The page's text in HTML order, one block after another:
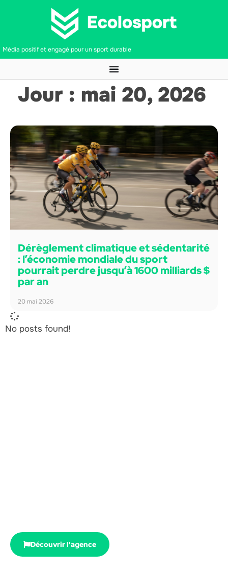
Média positif et engagé pour un sport durable
Jour : mai 20, 2026
Dérèglement climatique et sédentarité
: l’économie mondiale du sport
pourrait perdre jusqu’à 1600 milliards $
par an
20 mai 2026
No posts found!
Découvrir l'agence